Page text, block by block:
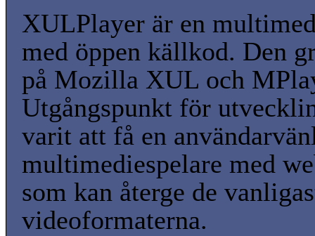
XULPlayer är en
med öppen källkod. Den
på Mozilla XUL och
Utgångspunkt för
varit att få en
multimediespelare med
som kan återge de
videoformaterna.